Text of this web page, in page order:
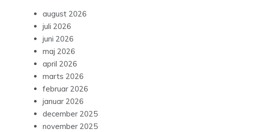
august 2026
juli 2026
juni 2026
maj 2026
april 2026
marts 2026
februar 2026
januar 2026
december 2025
november 2025